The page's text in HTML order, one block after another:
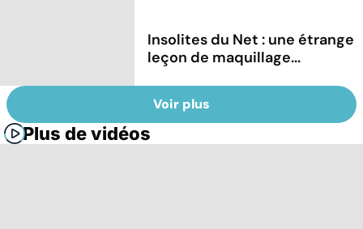
Insolites du Net : une étrange
leçon de maquillage...
Voir plus
Plus de vidéos